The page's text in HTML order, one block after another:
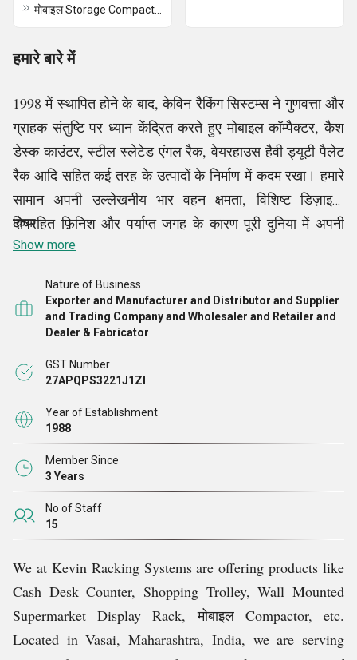
हमारे बारे में
1998 में स्थापित होने के बाद, केविन रैकिंग सिस्टम्स ने गुणवत्ता और
ग्राहक संतुष्टि पर ध्यान केंद्रित करते हुए मोबाइल कॉम्पैक्टर, कैश
डेस्क काउंटर, स्टील स्लेटेड एंगल रैक, वेयरहाउस हैवी ड्यूटी पैलेट
रैक आदि सहित कई तरह के उत्पादों के निर्माण में कदम रखा। हमारे
सामान अपनी उल्लेखनीय भार वहन क्षमता, विशिष्ट डिज़ाइन,
दोषरहित फ़िनिश और पर्याप्त जगह के कारण पूरी दुनिया में अपनी
उत्कृष्ट गुणवत्ता और टिकाऊपन के लिए जाने जाते हैं। इसके
की अनुमति देता है, जिससे हम अपने ग्राहकों के सटीक विनिर्देशों को
पूरा कर सकते हैं। हमारे गाइड, श्री केविन शाह ने हमें अपने
ग्राहकों की विभिन्न आवश्यकताओं को प्रभावी ढंग से पूरा करने के
लिए आवश्यक उद्योग विशेषज्ञता और सहायता प्रदान की है। उनके
ज्ञान के आधार और नेतृत्व शैली ने सभी कर्मचारियों को प्रदर्शन से
प्रेरित काम करने के लिए आवश्यक आधार प्रदान
किया।
Show more
Nature of Business
Exporter and Manufacturer and Distributor and Supplier
and Trading Company and Wholesaler and Retailer and
Dealer & Fabricator
GST Number
27APQPS3221J1ZI
Year of Establishment
1988
Member Since
3 Years
No of Staff
15
We at Kevin Racking Systems are offering products like
Cash Desk Counter, Shopping Trolley, Wall Mounted
Supermarket Display Rack, मोबाइल Compactor, etc.
Located in Vasai, Maharashtra, India, we are serving